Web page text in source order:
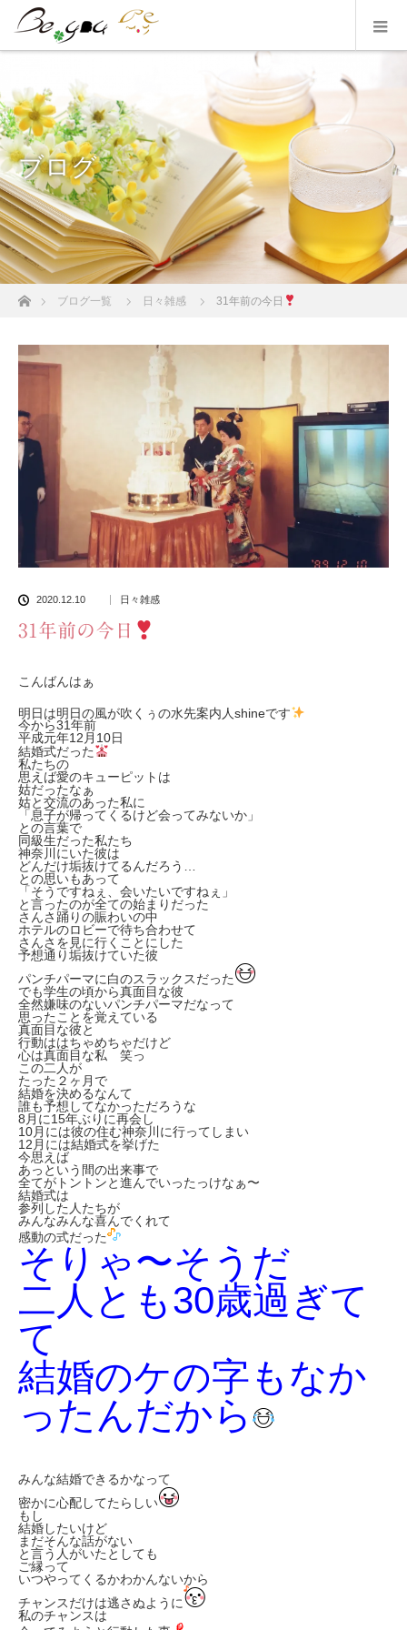
ブログ
ホームブログ一覧 日々雑感 31年前の今日
2020.12.10 日々雑感
31年前の今日
こんばんはぁ
明日は明日の風が吹くぅの水先案内人shineです
今から31年前
平成元年12月10日
結婚式だった
私たちの
思えば愛のキューピットは
姑だったなぁ
姑と交流のあった私に
「息子が帰ってくるけど会ってみないか」
との言葉で
同級生だった私たち
神奈川にいた彼は
どんだけ垢抜けてるんだろう…
との思いもあって
「そうですねぇ、会いたいですねぇ」
と言ったのが全ての始まりだった
さんさ踊りの賑わいの中
ホテルのロビーで待ち合わせて
さんさを見に行くことにした
予想通り垢抜けていた彼
パンチパーマに白のスラックスだった
でも学生の頃から真面目な彼
全然嫌味のないパンチパーマだなって
思ったことを覚えている
真面目な彼と
行動ははちゃめちゃだけど
心は真面目な私 笑っ
この二人が
たった２ヶ月で
結婚を決めるなんて
誰も予想してなかっただろうな
8月に15年ぶりに再会し
10月には彼の住む神奈川に行ってしまい
12月には結婚式を挙げた
今思えば
あっという間の出来事で
全てがトントンと進んでいったっけなぁ〜
結婚式は
参列した人たちが
みんなみんな喜んでくれて
感動の式だった
そりゃ〜そうだ
二人とも30歳過ぎて
て
結婚のケの字もなか
ったんだから
みんな結婚できるかなって
密かに心配してたらしい
もし
結婚したいけど
まだそんな話がない
と言う人がいたとしても
ご縁って
いつやってくるかわかんないから
チャンスだけは逃さぬように
私のチャンスは